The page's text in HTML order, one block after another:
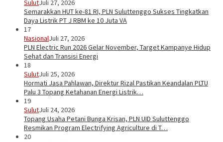
SulutJuli 27, 2026
Semarakkan HUT ke-81 RI, PLN Suluttenggo Sukses Tingkatkan
Daya Listrik PT J RBM ke 10 Juta VA
17
NasionalJuli 27, 2026
PLN Electric Run 2026 Gelar November, Target Kampanye Hidup
Sehat dan Transisi Energi
18
SulutJuli 25, 2026
Hormati Jasa Pahlawan, Direktur Rizal Pastikan Keandalan PLTU
Palu 3 Topang Ketahanan Energi Listrik…
19
SulutJuli 24, 2026
Topang Usaha Petani Bunga Krisan, PLN UID Suluttenggo
Resmikan Program Electrifying Agriculture di T…
20